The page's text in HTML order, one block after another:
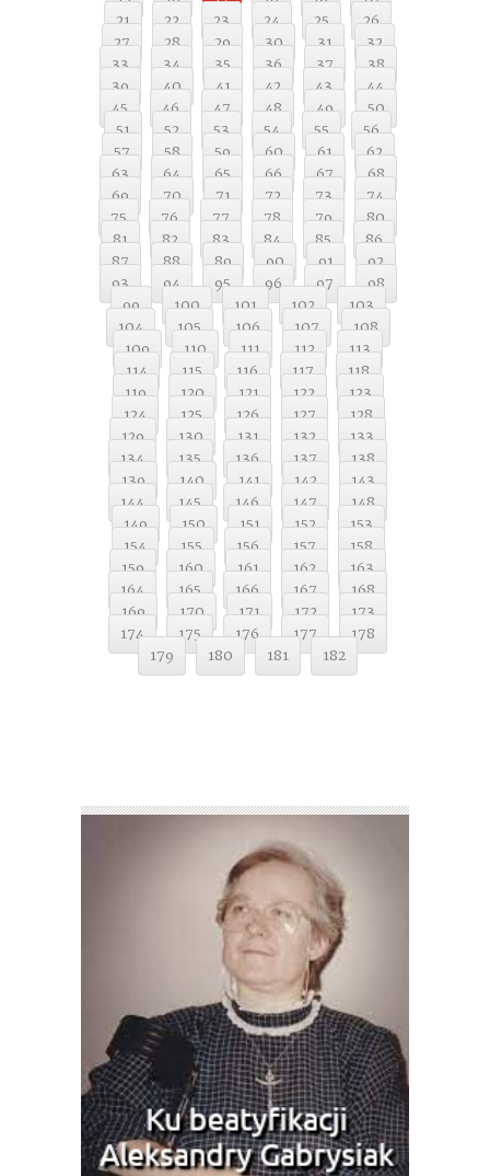
21
22 23 24 25
26
27
28 29 30 31
32
33
34 35 36 37
38
39
40 41 42 43
44
45
46 47 48 49
50
51
52 53 54 55
56
57
58 59 60 61
62
63
64 65 66 67
68
69
70 71 72 73
74
75
76 77 78 79
80
81
82 83 84 85
86
87
88 89 90 91
92
93
94 95 96 97
98
99
100 101 102
103
104
105 106 107
108
109
110 111 112
113
114
115 116 117
118
119
120 121 122
123
124
125 126 127
128
129
130 131 132
133
134
135 136 137
138
139
140 141 142
143
144
145 146 147
148
149
150 151 152
153
154
155 156 157
158
159
160 161 162
163
164
165 166 167
168
169
170 171 172
173
174
175 176 177
178
179
180 181 182